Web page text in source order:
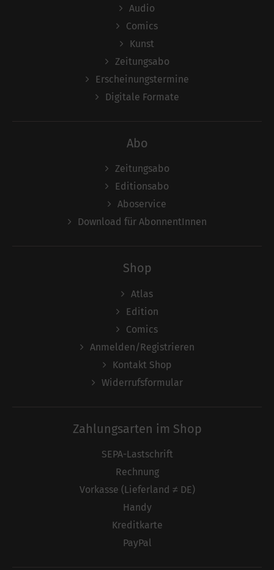
Audio
Comics
Kunst
Zeitungsabo
Erscheinungstermine
Digitale Formate
Abo
Zeitungsabo
Editionsabo
Aboservice
Download für AbonnentInnen
Shop
Atlas
Edition
Comics
Anmelden/Registrieren
Kontakt Shop
Widerrufsformular
Zahlungsarten im Shop
SEPA-Lastschrift
Rechnung
Vorkasse (Lieferland ≠ DE)
Handy
Kreditkarte
PayPal